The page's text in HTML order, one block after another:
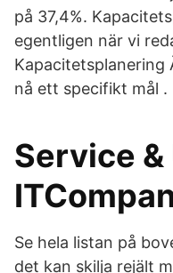
på 37,4%.
egentligen när vi
nå ett specifikt mål .
Service
Se hela listan på
det kan skilja rejält